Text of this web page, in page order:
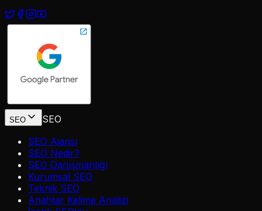
SEO
SEO
SEO Ajansı
SEO Nedir?
SEO Danışmanlığı
Kurumsal SEO
Teknik SEO
Anahtar Kelime Analizi